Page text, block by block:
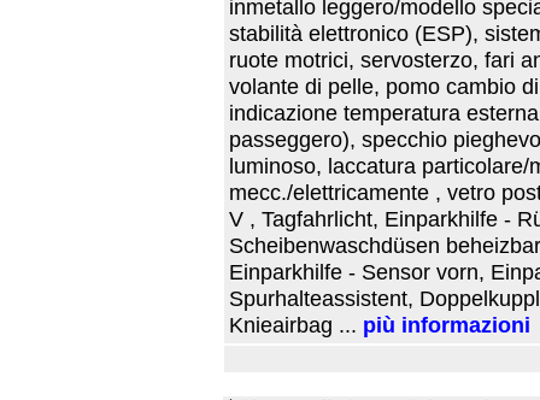
inmetallo leggero/modello
stabilità elettronico (ESP),
ruote motrici, servosterzo, fari
volante di pelle, pomo cambio
indicazione temperatura
passeggero), specchio
luminoso, laccatura
mecc./elettricamente , vetro
V , Tagfahrlicht, Einparkhilfe -
Scheibenwaschdüsen
Einparkhilfe - Sensor vorn,
Spurhalteassistent,
Knieairbag ... più informazioni